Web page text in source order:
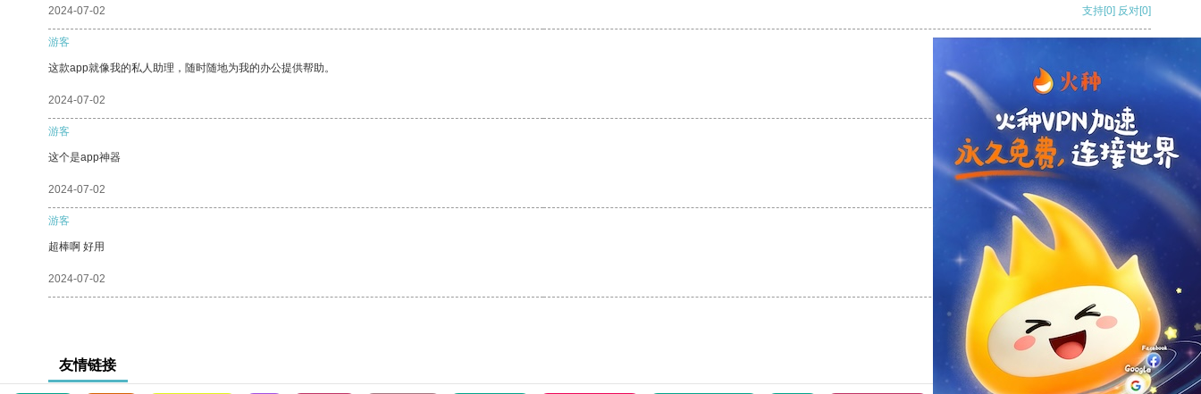
2024-07-02 支持[0] 反对[0]
游客
这款app就像我的私人助理，随时随地为我的办公提供帮助。
2024-07-02
游客
这个是app神器
2024-07-02 反对
游客
超棒啊 好用
2024-07-02 反对[0]
友情链接